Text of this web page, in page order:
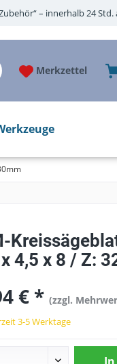
– innerhalb 24
Merkzettel
4,5 x 8 / Z:
€ *(zzgl.
3-5 Werktage